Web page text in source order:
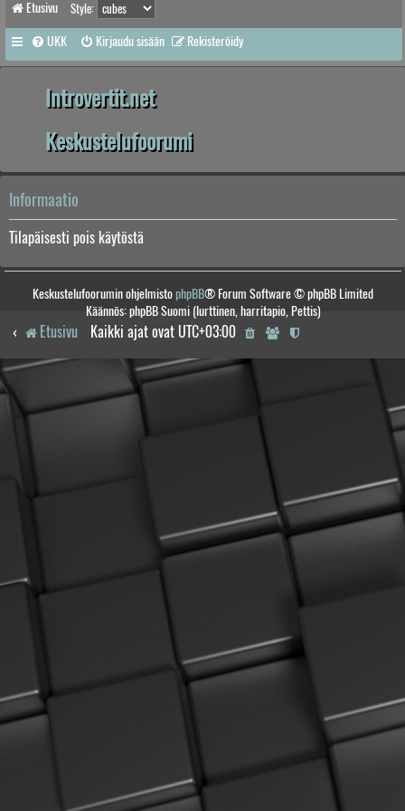
Etusivu Style:
UKK Kirjaudu sisään Rekisteröidy
Introvertit.net
Keskustelufoorumi
Informaatio
Tilapäisesti pois käytöstä
Keskustelufoorumin ohjelmistophpBB® Forum Software © phpBB Limited
Käännös: phpBB Suomi (lurttinen, harritapio, Pettis)
Etusivu Kaikki ajat ovat UTC+03:00